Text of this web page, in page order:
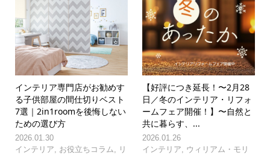
インテリア専門店がお勧めす
る子供部屋の間仕切りベスト
7選｜2in1roomを後悔しない
ための選び方
2026.01.30
インテリア
お役立ちコラム
リ
【好評につき延長！〜2月28
日／冬のインテリア・リフォ
ームフェア開催！】〜自然と
共に暮らす、...
2026.01.26
インテリア
ウィリアム・モリ